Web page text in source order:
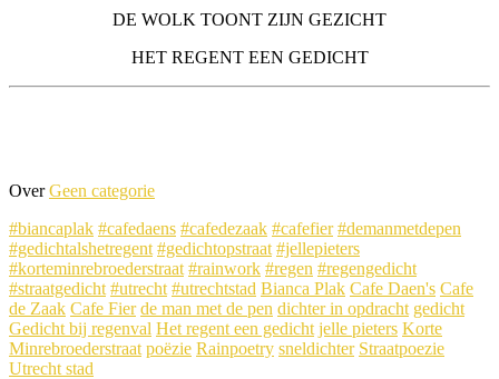
DE WOLK TOONT ZIJN GEZICHT
HET REGENT EEN GEDICHT
OverGeen categorie
#biancaplak #cafedaens #cafedezaak #cafefier #demanmetdepen
#gedichtalshetregent #gedichtopstraat #jellepieters
#korteminrebroederstraat #rainwork #regen #regengedicht
#straatgedicht #utrecht #utrechtstad Bianca Plak Cafe Daen's Cafe
de Zaak Cafe Fier de man met de pen dichter in opdracht gedicht
Gedicht bij regenval Het regent een gedicht jelle pieters Korte
Minrebroederstraat poëzie Rainpoetry sneldichter Straatpoezie
Utrecht stad